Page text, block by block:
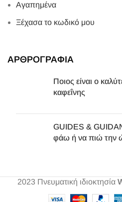
Αγαπημένα
Ξέχασα το κωδικό μου
ΑΡΘΡΟΓΡΑΦΙΑ
Ποιος είναι ο
καφεΐνης
GUIDES &
φάω ή να πιώ την
2023 Πνευματική ιδιοκτησία